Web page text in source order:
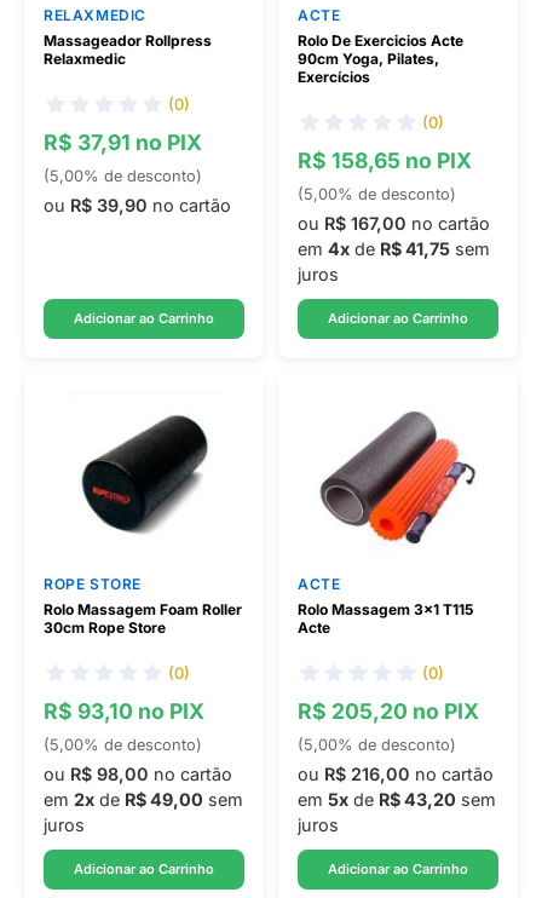
RELAXMEDIC
Massageador Rollpress
Relaxmedic
(0)
R$ 37,91 no PIX
(5,00% de desconto)
ou R$ 39,90 no cartão
Adicionar ao Carrinho
ACTE
Rolo De Exercicios Acte
90cm Yoga, Pilates,
Exercícios
(0)
R$ 158,65 no PIX
(5,00% de desconto)
ou R$ 167,00 no cartão
em 4x de R$ 41,75 sem
juros
Adicionar ao Carrinho
ROPE STORE
Rolo Massagem Foam Roller
30cm Rope Store
(0)
R$ 93,10 no PIX
(5,00% de desconto)
ou R$ 98,00 no cartão
em 2x de R$ 49,00 sem
juros
Adicionar ao Carrinho
ACTE
Rolo Massagem 3x1 T115
Acte
(0)
R$ 205,20 no PIX
(5,00% de desconto)
ou R$ 216,00 no cartão
em 5x de R$ 43,20 sem
juros
Adicionar ao Carrinho